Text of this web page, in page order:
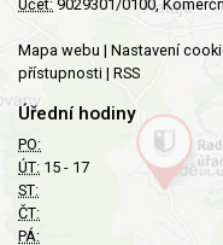
Účet: 9029301/0100,
Mapa webu | Nastavení
přístupnosti | RSS
Úřední hodiny
PO:
ÚT: 15 - 17
ST:
ČT:
PÁ: